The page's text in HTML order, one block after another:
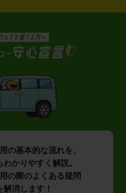
の基本的な流れを、
かりやすく解説。
の際のよくある疑問
消します！